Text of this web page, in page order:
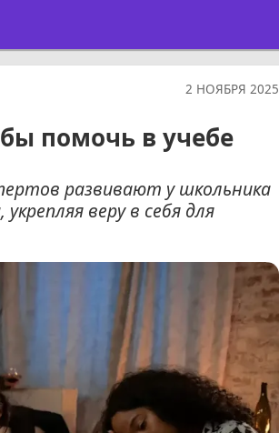
2 НОЯБРЯ 2025
помочь в учебе
развивают у школьника
веру в себя для